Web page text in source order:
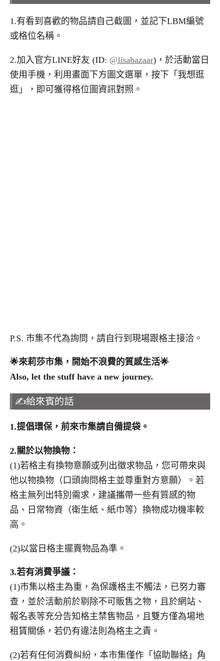
1.有看到喜歡的物品請自己截圖，並記下LBM編號
或格位名稱。
2.加入官方LINE好友 (ID: @lisabazaar)，於活動當日
使用手機，利用畫面下方圖文選單，按下「我想逛
逛」，即可獲得格位圖資訊對照。
P.S. 市集不代為詢問，請自行到現場跟格主接洽。
🌟來莉莎市集，開始不浪費的質感生活🌟
Also, let the stuff have a new journey.
✍️給來賓的話
1.提倡環保，前來市集請自備提袋。
2. 關於以物換物：
(1)若格主有換物意願或列出徵求物品，您可帶來與
他以物換物（口頭詢問格主並尊重對方意願）。若
格主無列出特別需求，建議攜帶一些有質感的物
品、日常物資（衛生紙、紙巾等）換物成功機率較
高。
(2)以當日格主擺賣物品為準。
3.若有消費爭議：
(1)市集以格主為重，為保護格主不觸法，已努力審
查，並於活動前於剔除不可販售之物，且於網站、
報名表等充分告知格主禁售物品，且雙方僅為場地
租賃關係，若仍有違法則為格主之責。
(2)若有任何消費糾紛，本市集僅作「協助聯絡」角